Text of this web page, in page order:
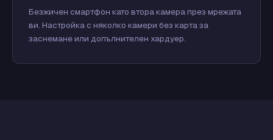
Безжичен смартфон като втора камера през мрежата
ви. Настройка с няколко камери без карта за
заснемане или допълнителен хардуер.